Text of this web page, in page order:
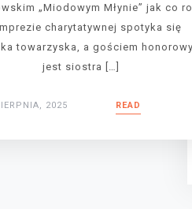
„Miodowym Młynie” jak co
charytatywnej spotyka się
towarzyska, a gościem
jest siostra […]
2025 READ